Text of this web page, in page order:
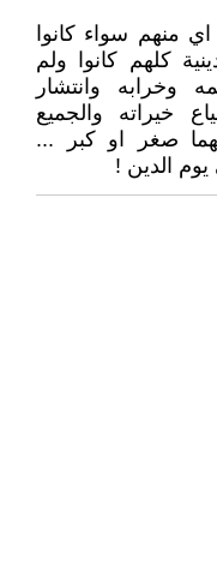
منهم سواء كانوا
كلهم كانوا ولم
وخرابه وانتشار
خيراته والجميع
صغر او كبر ...
يوم الدين !